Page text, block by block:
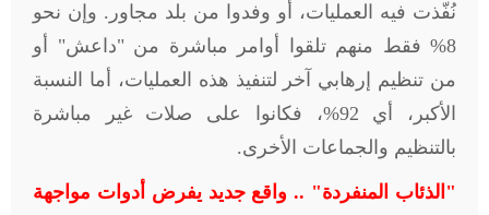
نُفّذت فيه العمليات، أو وفدوا من بلد مجاور. وإن نحو
8% فقط منهم تلقوا أوامر مباشرة من "داعش" أو
من تنظيم إرهابي آخر لتنفيذ هذه العمليات، أما النسبة
الأكبر، أي 92%، فكانوا على صلات غير مباشرة
بالتنظيم والجماعات الأخرى.
" الذئاب المنفردة" .. واقع جديد يفرض أدوات مواجهة